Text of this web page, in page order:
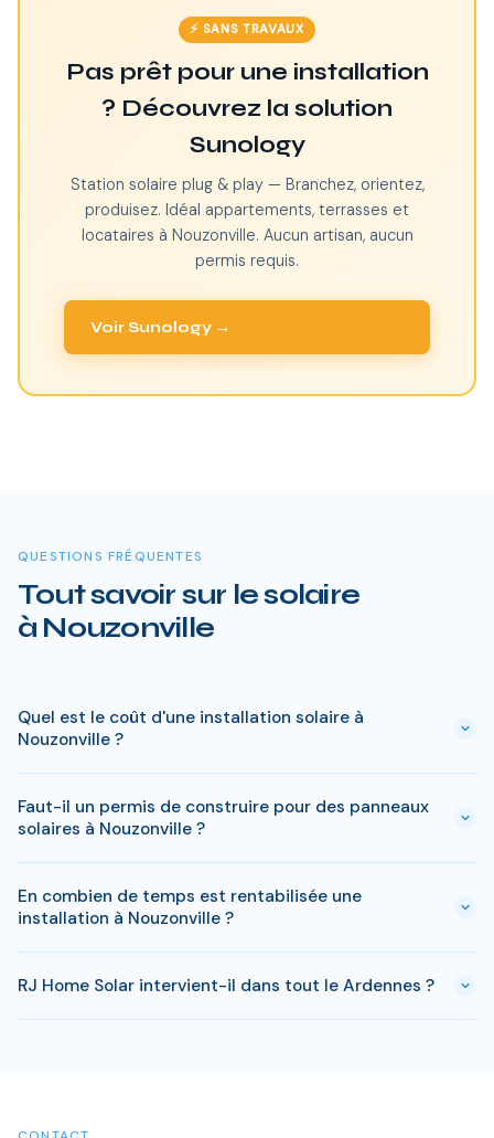
⚡ SANS TRAVAUX
Pas prêt pour une installation
? Découvrez la solution
Sunology
Station solaire plug & play — Branchez, orientez,
produisez. Idéal appartements, terrasses et
locataires à Nouzonville. Aucun artisan, aucun
permis requis.
Voir Sunology →
QUESTIONS FRÉQUENTES
Tout savoir sur le solaire
à Nouzonville
Quel est le coût d'une installation solaire à
Nouzonville ?
à 9 kWc). Après les aides disponibles en Ardennes
(MaPrimeRénov', prime autoconsommation, TVA réduite), le
reste à charge peut descendre sous 4 000 € pour une
installation standard de 3 kWc.
Faut-il un permis de construire pour des panneaux
solaires à Nouzonville ?
à Nouzonville. Si votre bien est classé ou en zone protégée
en Ardennes, des règles spécifiques peuvent s'appliquer. RJ
Home Solar gère toutes ces démarches sans surcoût.
En combien de temps est rentabilisée une
installation à Nouzonville ?
investissement est atteint en 8-10 ans pour une installation
standard. L'electricite produite est ensuite quasi gratuite
RJ Home Solar intervient-il dans tout le Ardennes ?